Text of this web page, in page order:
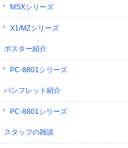
MSXシリーズ
X1/MZシリーズ
ポスター紹介
PC-8801シリーズ
パンフレット紹介
PC-8801シリーズ
スタッフの雑談